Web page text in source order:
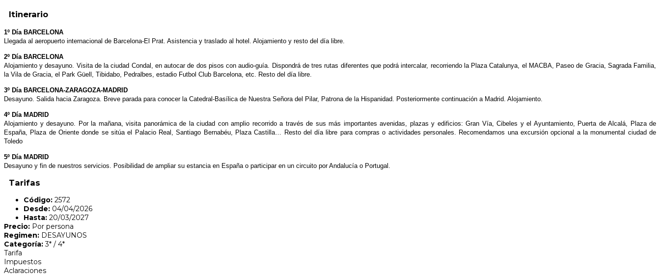
Itinerario
1º Día BARCELONA
Llegada al aeropuerto internacional de Barcelona-El Prat. Asistencia y traslado al hotel. Alojamiento y resto del día libre.
2º Día BARCELONA
Alojamiento y desayuno. Visita de la ciudad Condal, en autocar de dos pisos con audio-guía. Dispondrá de tres rutas diferentes que podrá intercalar, recorriendo la Plaza Catalunya, el MACBA, Paseo de Gracia, Sagrada Familia,
la Vila de Gracia, el Park Güell, Tibidabo, Pedralbes, estadio Futbol Club Barcelona, etc. Resto del día libre.
3º Día BARCELONA-ZARAGOZA-MADRID
Desayuno. Salida hacia Zaragoza. Breve parada para conocer la Catedral-Basílica de Nuestra Señora del Pilar, Patrona de la Hispanidad. Posteriormente continuación a Madrid. Alojamiento.
4º Día MADRID
Alojamiento y desayuno. Por la mañana, visita panorámica de la ciudad con amplio recorrido a través de sus más importantes avenidas, plazas y edificios: Gran Vía, Cibeles y el Ayuntamiento, Puerta de Alcalá, Plaza de
España, Plaza de Oriente donde se sitúa el Palacio Real, Santiago Bernabéu, Plaza Castilla… Resto del día libre para compras o actividades personales. Recomendamos una excursión opcional a la monumental ciudad de
Toledo
5º Día MADRID
Desayuno y fin de nuestros servicios. Posibilidad de ampliar su estancia en España o participar en un circuito por Andalucía o Portugal.
Tarifas
Código: 2572
Desde: 04/04/2026
Hasta: 20/03/2027
Precio: Por persona
Regimen: DESAYUNOS
Categoría:3* / 4*
Tarifa
Impuestos
Aclaraciones